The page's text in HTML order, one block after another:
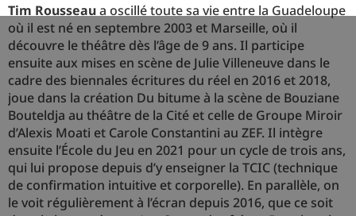
Tim Rousseaua oscillé toute sa vie entre la Guadeloupe
où il est né en septembre 2003 et Marseille, où il
découvre le théâtre dès l’âge de 9 ans. Il participe
ensuite aux mises en scène de Julie Villeneuve dans le
cadre des biennales écritures du réel en 2016 et 2018,
joue dans la création Du bitume à la scène de Bouziane
Bouteldja au théâtre de la Cité et celle de Groupe Miroir
d’Alexis Moati et Carole Constantini au ZEF. Il intègre
ensuite l’École du Jeu en 2021 pour un cycle de trois ans,
qui lui propose depuis d’y enseigner la TCIC (technique
de confirmation intuitive et corporelle). En parallèle, on
le voit régulièrement à l’écran depuis 2016, que ce soit